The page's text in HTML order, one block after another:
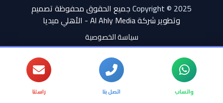
Copyright © 2025جميع الحقوق محفوظة تصميم
وتطوير شركة Al Ahly Media - الأهلي ميدي
ا
سياسة الخصوصية
واتساب اتصل بنا راسلنا